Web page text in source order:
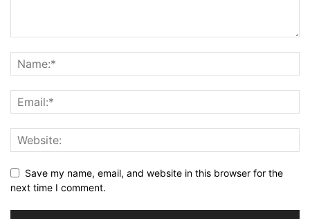
Save my name, email, and website in this browser for the
next time I comment.